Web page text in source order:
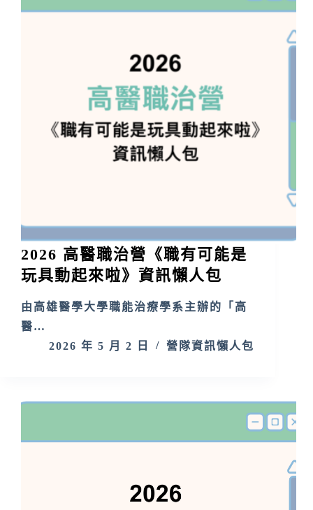
2026 高醫職治營《職有可能是
玩具動起來啦》資訊懶人包
由高雄醫學大學職能治療學系主辦的「高
醫…
2026 年 5 月 2 日
營隊資訊懶人包